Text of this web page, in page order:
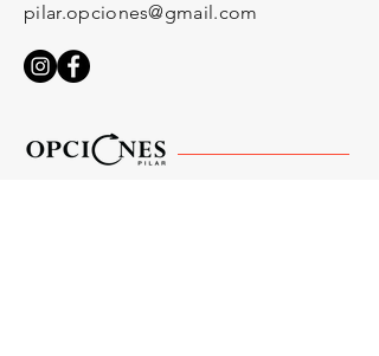
pilar.opciones@gmail.com